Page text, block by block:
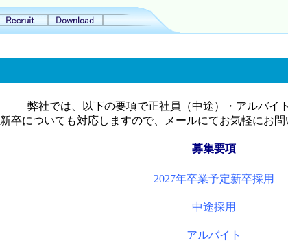
弊社では、以下の要項で正社員（中途）・アルバイ
新卒についても対応しますので、メールにてお気軽にお問
募集要項
2027年卒業予定新卒採用
中途採用
アルバイト